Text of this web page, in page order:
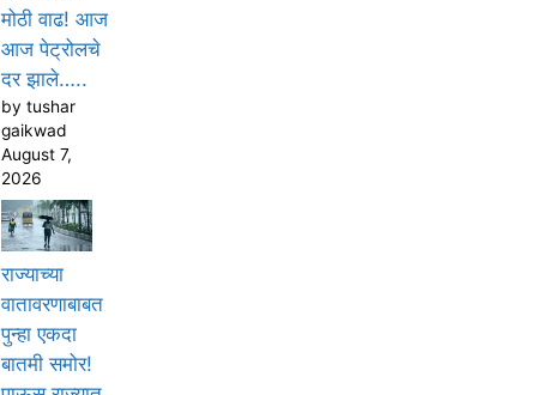
मोठी वाढ! आज
आज पेट्रोलचे
दर झाले…..
by tushar
gaikwad
August 7,
2026
राज्याच्या
वातावरणाबाबत
पुन्हा एकदा
बातमी समोर!